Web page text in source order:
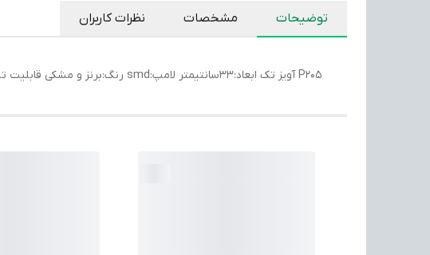
توضیحات مشخصات نظرات کاربران
P205 آویز تک ابعاد:۳۳سانتیمتر لامپ:smd رنگ:برنز و مشکی قابلیت تنظیم ارتفاع